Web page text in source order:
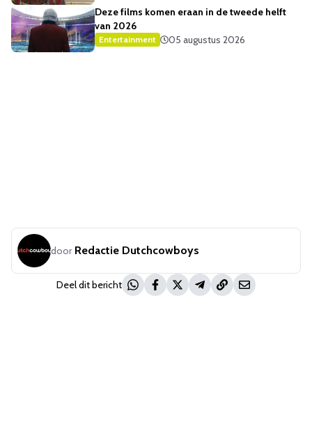
Deze films komen eraan in de tweede helft
van 2026
Entertainment 05 augustus 2026
door Redactie Dutchcowboys
Deel dit bericht